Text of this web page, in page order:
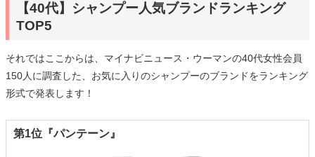
【40代】シャンプー人気ブランドランキング
TOP5
それではここからは、マイナビニュース・ウーマンの40代女性会員
150人に調査した、お気に入りのシャンプーのブランドをランキング
形式で発表します！
第1位『パンテーン』